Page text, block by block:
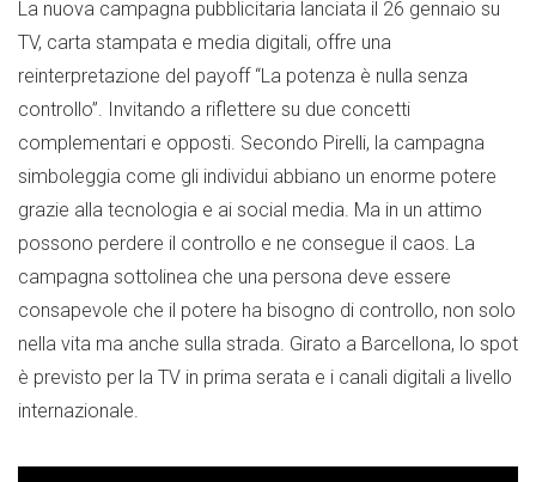
La nuova campagna pubblicitaria lanciata il 26 gennaio su
TV, carta stampata e media digitali, offre una
reinterpretazione del payoff “La potenza è nulla senza
controllo”. Invitando a riflettere su due concetti
complementari e opposti. Secondo Pirelli, la campagna
simboleggia come gli individui abbiano un enorme potere
grazie alla tecnologia e ai social media. Ma in un attimo
possono perdere il controllo e ne consegue il caos. La
campagna sottolinea che una persona deve essere
consapevole che il potere ha bisogno di controllo, non solo
nella vita ma anche sulla strada. Girato a Barcellona, lo spot
è previsto per la TV in prima serata e i canali digitali a livello
internazionale.